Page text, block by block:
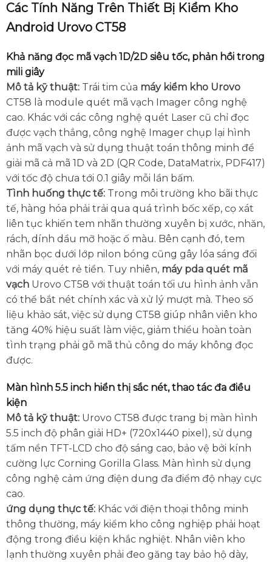
Các Tính Năng Trên Thiết Bị Kiểm Kho
Android Urovo CT58
Khả năng đọc mã vạch 1D/2D siêu tốc, phản hồi trong
mili giây
Mô tả kỹ thuật: Trái tim của máy kiểm kho Urovo
CT58 là module quét mã vạch Imager công nghệ
cao. Khác với các công nghệ quét Laser cũ chỉ đọc
được vạch thẳng, công nghệ Imager chụp lại hình
ảnh mã vạch và sử dụng thuật toán thông minh để
giải mã cả mã 1D và 2D (QR Code, DataMatrix, PDF417)
với tốc độ chưa tới 0.1 giây mỗi lần bấm.
Tình huống thực tế: Trong môi trường kho bãi thực
tế, hàng hóa phải trải qua quá trình bốc xếp, cọ xát
liên tục khiến tem nhãn thường xuyên bị xước, nhăn,
rách, dính dầu mỡ hoặc ố màu. Bên cạnh đó, tem
nhãn bọc dưới lớp nilon bóng cũng gây lóa sáng đối
với máy quét rẻ tiền. Tuy nhiên, máy pda quét mã
vạch Urovo CT58 với thuật toán tối ưu hình ảnh vẫn
có thể bắt nét chính xác và xử lý mượt mà. Theo số
liệu khảo sát, việc sử dụng CT58 giúp nhân viên kho
tăng 40% hiệu suất làm việc, giảm thiểu hoàn toàn
tình trạng phải gõ mã thủ công do máy không đọc
được.
Màn hình 5.5 inch hiển thị sắc nét, thao tác đa điều
kiện
Mô tả kỹ thuật: Urovo CT58 được trang bị màn hình
5.5 inch độ phân giải HD+ (720x1440 pixel), sử dụng
tấm nền TFT-LCD cho độ sáng cao, bảo vệ bởi kính
cường lực Corning Gorilla Glass. Màn hình sử dụng
công nghệ cảm ứng điện dung đa điểm độ nhạy cực
cao.
ứng dụng thực tế: Khác với điện thoại thông minh
thông thường, máy kiểm kho công nghiệp phải hoạt
động trong điều kiện khắc nghiệt. Nhân viên kho
lạnh thường xuyên phải đeo găng tay bảo hộ dày,